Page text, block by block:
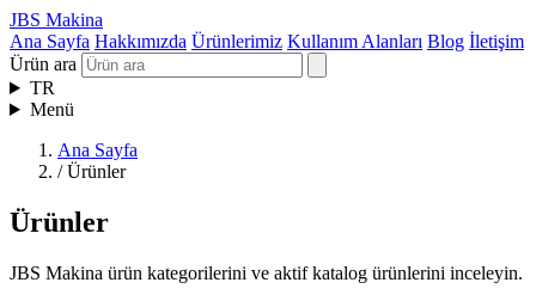
JBS Makina
Ana Sayfa Hakkımızda Ürünlerimiz Kullanım Alanları Blog İletişim
Ürün ara
TR
Menü
Ana Sayfa
/ Ürünler
Ürünler
JBS Makina ürün kategorilerini ve aktif katalog ürünlerini inceleyin.